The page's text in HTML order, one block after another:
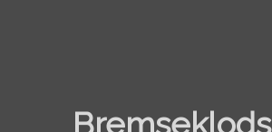
Bremseklods